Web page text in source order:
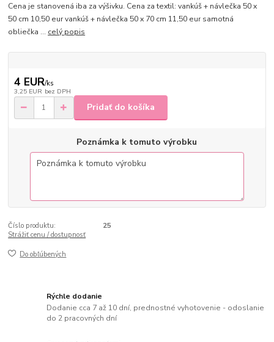
Cena je stanovená iba za výšivku. Cena za textil: vankúš + návlečka 50 x
50 cm 10,50 eur vankúš + návlečka 50 x 70 cm 11,50 eur samotná
obliečka ... celý popis
4 EUR/ks
3,25 EUR bez DPH
Pridať do košíka
Poznámka k tomuto výrobku
Číslo produktu:
25
Strážiť cenu / dostupnosť
Do obľúbených
Rýchle dodanie
Dodanie cca 7 až 10 dní, prednostné vyhotovenie - odoslanie
do 2 pracovných dní